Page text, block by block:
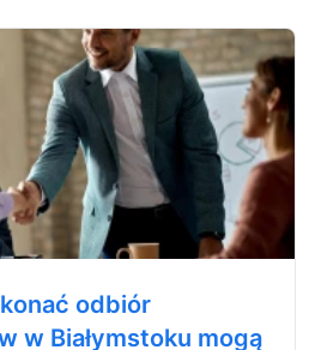
odbiór
w Białymstoku mogą